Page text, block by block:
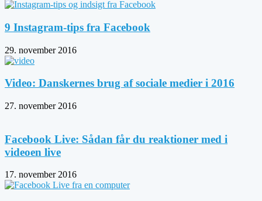
9 Instagram-tips fra Facebook
29. november 2016
Video: Danskernes brug af sociale medier i 2016
27. november 2016
Facebook Live: Sådan får du reaktioner med i
videoen live
17. november 2016